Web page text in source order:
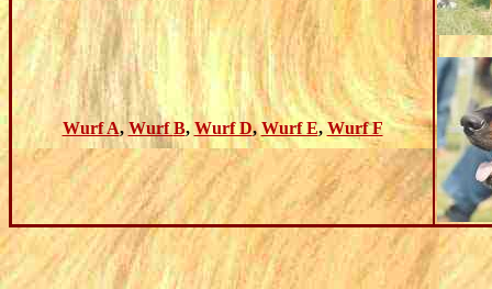
Wurf A,WurfB,Wurf D,Wurf E,Wurf F